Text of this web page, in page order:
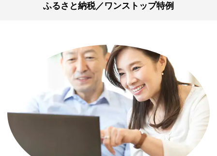
ふるさと納税／ワンストップ特例